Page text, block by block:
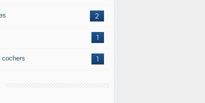
2
1
1
cochers